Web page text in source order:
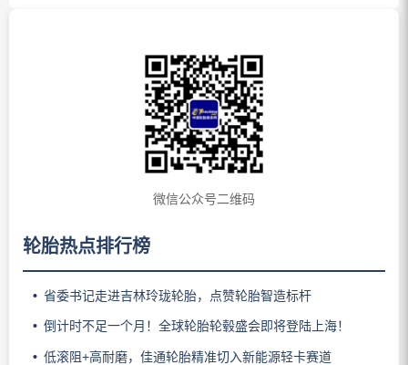
微信公众号二维码
轮胎热点排行榜
省委书记走进吉林玲珑轮胎，点赞轮胎智造标杆
倒计时不足一个月！全球轮胎轮毂盛会即将登陆上海！
低滚阻+高耐磨，佳通轮胎精准切入新能源轻卡赛道